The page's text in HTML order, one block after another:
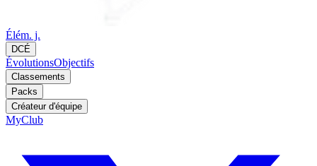
Élém. j.
DCÉ
ÉvolutionsObjectifs
Classements
Packs
Créateur d'équipe
MyClub